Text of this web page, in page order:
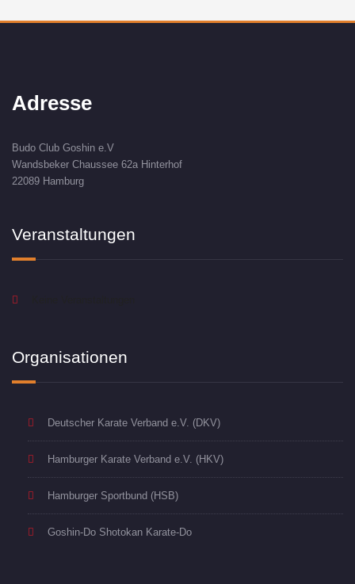
Adresse
Budo Club Goshin e.V
Wandsbeker Chaussee 62a Hinterhof
22089 Hamburg
Veranstaltungen
Organisationen
Deutscher Karate Verband e.V. (DKV)
Hamburger Karate Verband e.V. (HKV)
Hamburger Sportbund (HSB)
Goshin-Do Shotokan Karate-Do